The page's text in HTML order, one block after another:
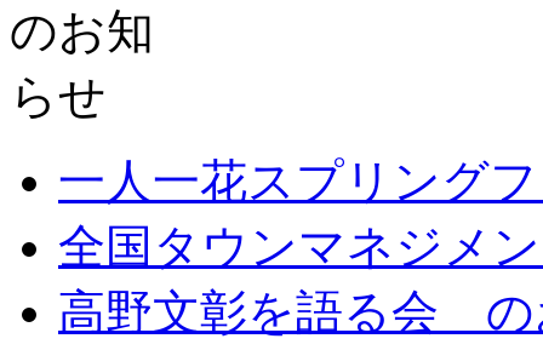
一人一花スプリング
全国タウンマネジメ
高野文彰を語る会 の